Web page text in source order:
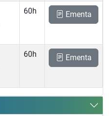
60h Ementa
60h Ementa